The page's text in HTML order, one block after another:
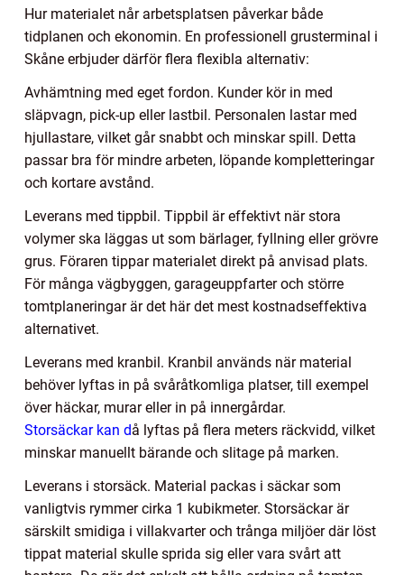
Hur materialet når arbetsplatsen påverkar både
tidplanen och ekonomin. En professionell grusterminal i
Skåne erbjuder därför flera flexibla alternativ:
Avhämtning med eget fordon. Kunder kör in med
släpvagn, pick-up eller lastbil. Personalen lastar med
hjullastare, vilket går snabbt och minskar spill. Detta
passar bra för mindre arbeten, löpande kompletteringar
och kortare avstånd.
Leverans med tippbil. Tippbil är effektivt när stora
volymer ska läggas ut som bärlager, fyllning eller grövre
grus. Föraren tippar materialet direkt på anvisad plats.
För många vägbyggen, garageuppfarter och större
tomtplaneringar är det här det mest kostnadseffektiva
alternativet.
Leverans med kranbil. Kranbil används när material
behöver lyftas in på svåråtkomliga platser, till exempel
över häckar, murar eller in på innergårdar.
Storsäckar kan då lyftas på flera meters räckvidd, vilket
minskar manuellt bärande och slitage på marken.
Leverans i storsäck. Material packas i säckar som
vanligtvis rymmer cirka 1 kubikmeter. Storsäckar är
särskilt smidiga i villakvarter och trånga miljöer där löst
tippat material skulle sprida sig eller vara svårt att